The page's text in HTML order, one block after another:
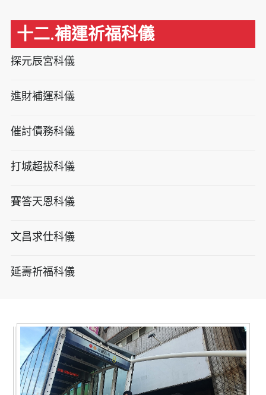
十二.補運祈福科儀
探元辰宮科儀
進財補運科儀
催討債務科儀
打城超拔科儀
賽答天恩科儀
文昌求仕科儀
延壽祈福科儀